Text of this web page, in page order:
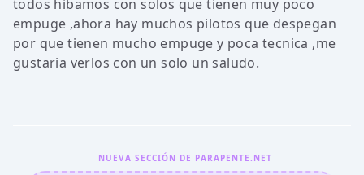
todos hibamos con solos que tienen muy poco
empuge ,ahora hay muchos pilotos que despegan
por que tienen mucho empuge y poca tecnica ,me
gustaria verlos con un solo un saludo.
NUEVA SECCIÓN DE PARAPENTE.NET